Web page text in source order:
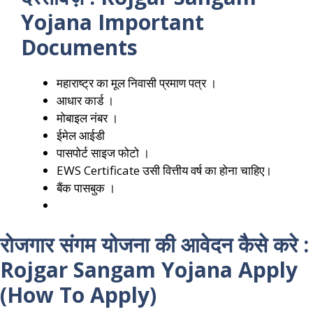
Yojana Important
Documents
महाराष्ट्र का मूल निवासी प्रमाण पत्र ।
आधार कार्ड ।
मोबाइल नंबर ।
ईमेल आईडी
पासपोर्ट साइज फोटो ।
EWS Certificate उसी वित्तीय वर्ष का होना चाहिए।
बैंक पासबुक ।
रोजगार संगम योजना की आवेदन कैसे करे :
Rojgar Sangam Yojana Apply
(How To Apply)